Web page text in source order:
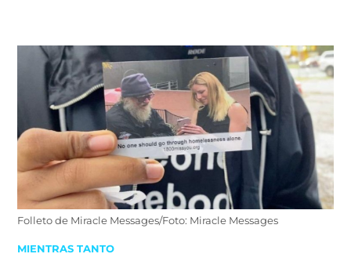
content
Folleto de Miracle Messages/Foto: Miracle Messages
POSTED
MIENTRAS TANTO